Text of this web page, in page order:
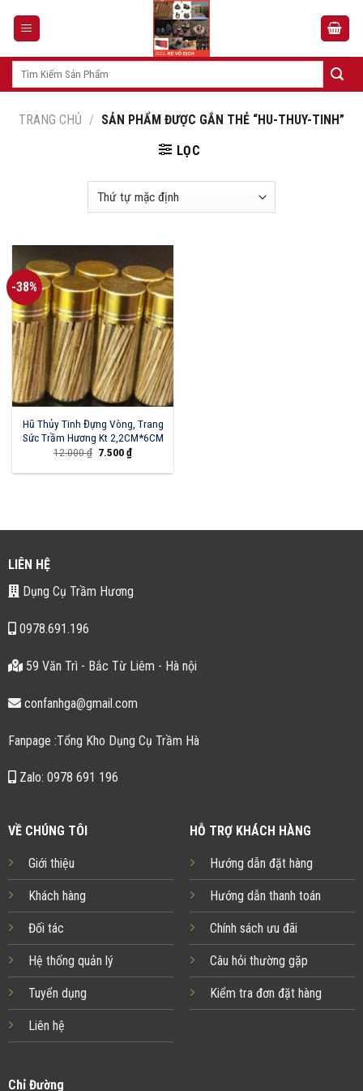
Tìm
TRANG CHỦ / SẢN PHẨM ĐƯỢC GẮN THẺ “HU-THUY-TINH”
LỌC
-38%
Hũ Thủy Tinh Đựng Vòng, Trang
Sức Trầm Hương Kt 2,2CM*6CM
12.000₫ Giá
là:
7.500₫Giá
tại
LIÊN HỆ
Dụng Cụ Trầm Hương
0978.691.196
59 Văn Trì - Bắc Từ Liêm - Hà nội
confanhga@gmail.com
Fanpage :Tổng Kho Dụng Cụ Trầm Hà
Zalo: 0978 691 196
VỀ CHÚNG TÔI
Giới thiệu
Khách hàng
Đối tác
Hệ thống quản lý
Tuyển dụng
Liên hệ
HỖ TRỢ KHÁCH HÀNG
Hướng dẫn đặt hàng
Hướng dẫn thanh toán
Chính sách ưu đãi
Câu hỏi thường gặp
Kiểm tra đơn đặt hàng
Chỉ Đường